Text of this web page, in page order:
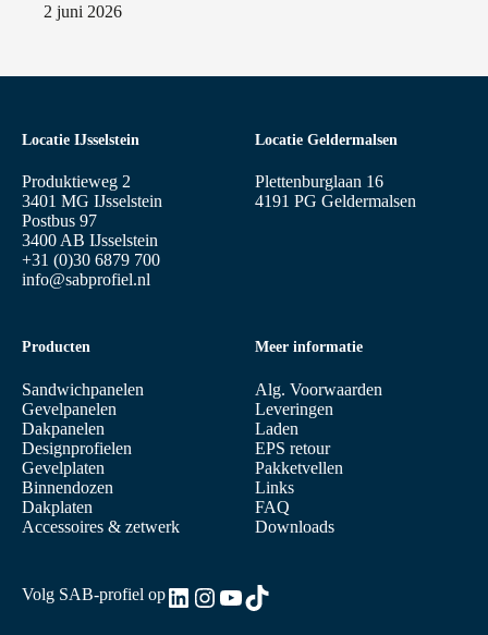
2 juni 2026
Locatie IJsselstein
Produktieweg 2
3401 MG IJsselstein
Postbus 97
3400 AB IJsselstein
+31 (0)30 6879 700
info@sabprofiel.nl
Producten
Sandwichpanelen
Gevelpanelen
Dakpanelen
Designprofielen
Gevelplaten
Binnendozen
Dakplaten
Accessoires & zetwerk
Meer informatie
Alg. Voorwaarden
Leveringen
Laden
EPS retour
Pakketvellen
Links
FAQ
Downloads
Locatie Geldermalsen
Plettenburglaan 16
4191 PG Geldermalsen
Volg SAB-profiel opLinkedIn
Instagram
YouTube
TikTok